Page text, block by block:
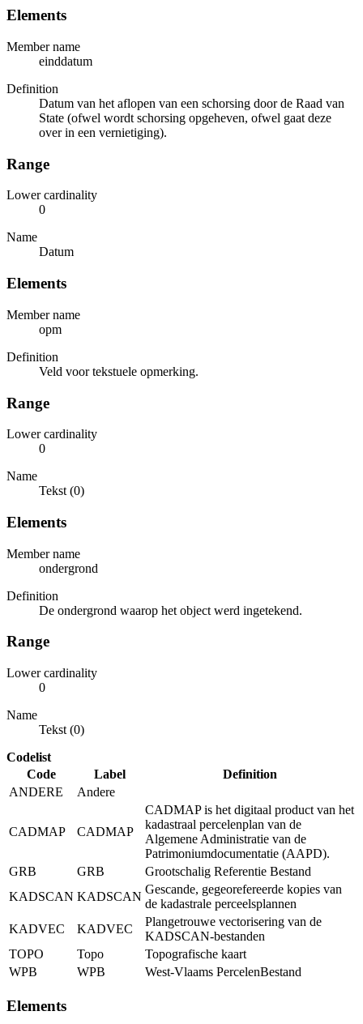
Elements
Member name
einddatum
Definition
Datum van het aflopen van een schorsing door de Raad van
State (ofwel wordt schorsing opgeheven, ofwel gaat deze
over in een vernietiging).
Range
Lower cardinality
0
Name
Datum
Elements
Member name
opm
Definition
Veld voor tekstuele opmerking.
Range
Lower cardinality
0
Name
Tekst (0)
Elements
Member name
ondergrond
Definition
De ondergrond waarop het object werd ingetekend.
Range
Lower cardinality
0
Name
Tekst (0)
Codelist
Code
Label
Definition
ANDERE
Andere
CADMAP CADMAP
CADMAP is het digitaal product van het
kadastraal percelenplan van de
Algemene Administratie van de
Patrimoniumdocumentatie (AAPD).
GRB
GRB
Grootschalig Referentie Bestand
KADSCAN KADSCAN
Gescande, gegeorefereerde kopies van
de kadastrale perceelsplannen
KADVEC
KADVEC
Plangetrouwe vectorisering van de
KADSCAN-bestanden
TOPO
Topo
Topografische kaart
WPB
WPB West-Vlaams PercelenBestand
Elements